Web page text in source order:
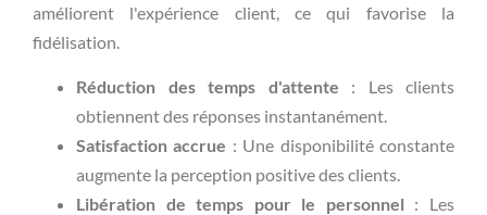
améliorent l'expérience client, ce qui favorise la
fidélisation.
Réduction des temps d'attente : Les clients
obtiennent des réponses instantanément.
Satisfaction accrue : Une disponibilité constante
augmente la perception positive des clients.
Libération de temps pour le personnel : Les